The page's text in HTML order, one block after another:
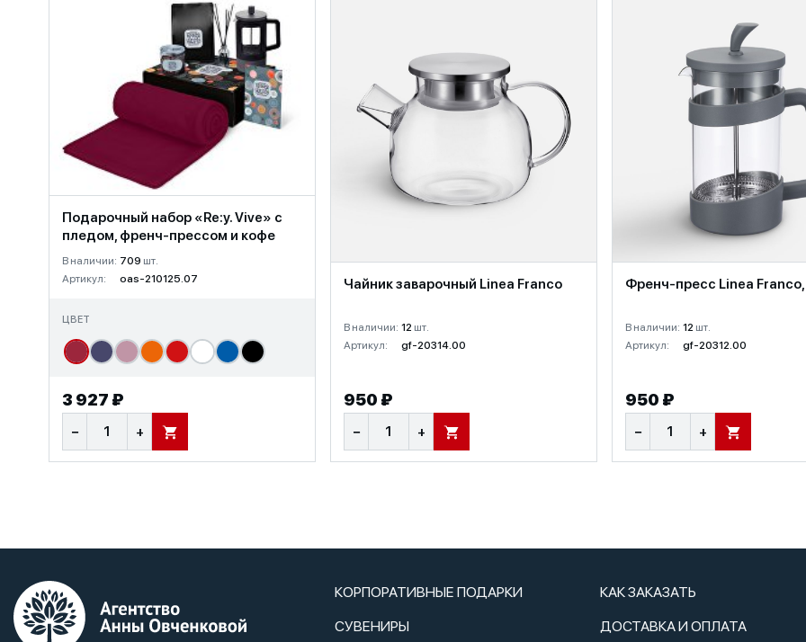
Подарочный набор «Re:y. Vive» с
пледом, френч-прессом и кофе
В наличии: 709 шт.
Артикул:
oas-210125.07
ЦВЕТ
3 927 ₽
− + В КОРЗИНУ
Чайник заварочный Linea Franco
В наличии: 12 шт.
Артикул:
gf-20314.00
950 ₽
− + В КОРЗИНУ
Френч-пресс Linea
В наличии: 12 шт.
Артикул:
gf-20312.00
950 ₽
− + В КОРЗИНУ
КОРПОРАТИВНЫЕ ПОДАРКИ
СУВЕНИРЫ
КАК ЗАКАЗАТЬ
ДОСТАВКА И ОПЛАТА